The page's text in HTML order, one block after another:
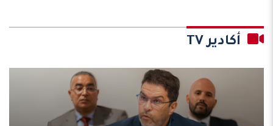
أكادير TV